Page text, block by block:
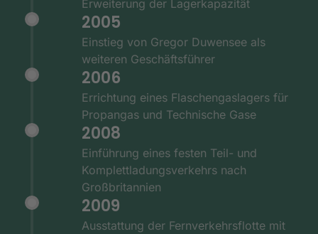
Erweiterung der Lagerkapazität
2005
Einstieg von Gregor Duwensee als
weiteren Geschäftsführer
2006
Errichtung eines Flaschengaslagers für
Propangas und Technische Gase
2008
Einführung eines festen Teil- und
Komplettladungsverkehrs nach
Großbritannien
2009
Ausstattung der Fernverkehrsflotte mit